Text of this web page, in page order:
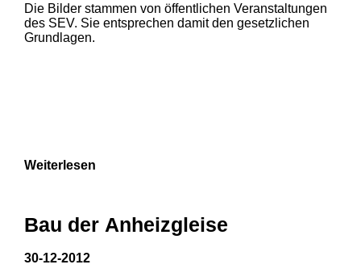
1 2 3
Die Bilder stammen von öffentlichen Veranstaltungen
des SEV. Sie entsprechen damit den gesetzlichen
Grundlagen.
Weiterlesen
Bau der Anheizgleise
30-12-2012